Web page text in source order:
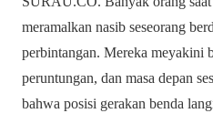
meramalkan nasib seseorang
perbintangan. Mereka meyakini
peruntungan, dan masa depan
bahwa posisi gerakan benda